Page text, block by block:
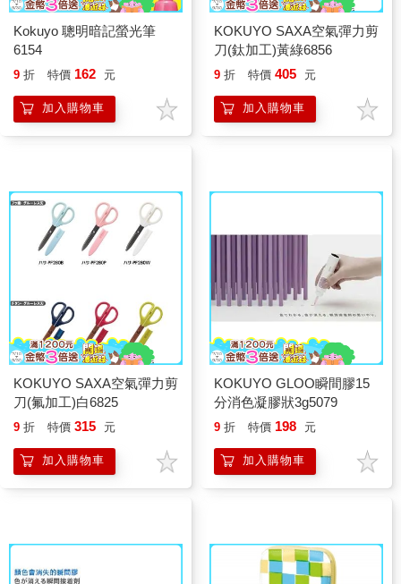
Kokuyo 聰明暗記螢光筆
6154
9 折 特價 162 元
加入購物車
KOKUYO SAXA空氣彈力剪
刀(鈦加工)黃綠6856
9 折 特價 405 元
加入購物車
KOKUYO SAXA空氣彈力剪
刀(氟加工)白6825
9 折 特價 315 元
加入購物車
KOKUYO GLOO瞬間膠15
分消色凝膠狀3g5079
9 折 特價 198 元
加入購物車